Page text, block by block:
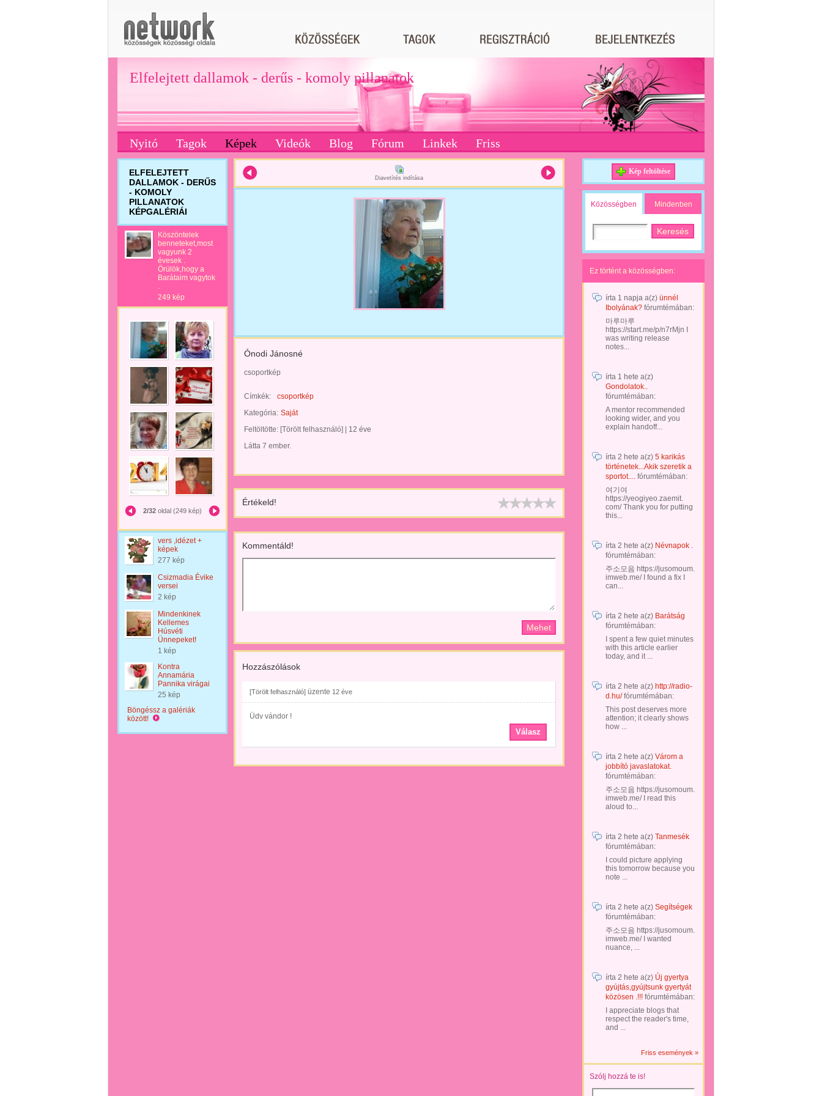
Elfelejtett dallamok - derűs - komoly pillanatok
Nyitó Tagok Képek Videók Blog Fórum Linkek Friss
ELFELEJTETT
DALLAMOK - DERŰS
- KOMOLY
PILLANATOK
KÉPGALÉRIÁI
Köszöntelek
benneteket,most
vagyunk 2
évesek .
Örülök,hogy a
Barátaim vagytok
.
249 kép
2/32 oldal (249 kép)
vers ,idézet +
képek
277 kép
Csizmadia Évike
versei
2 kép
Mindenkinek
Kellemes
Húsvéti
Ünnepeket!
1 kép
Kontra
Annamária
Pannika virágai
25 kép
Böngéssz a galériák
között!
Diavetítés indítása
Ónodi Jánosné
csoportkép
Címkék:
csoportkép
Kategória: Saját
Feltöltötte: [Törölt felhasználó]
12 éve
Látta 7 ember.
Értékeld!
Kommentáld!
Hozzászólások
[Törölt felhasználó] üzente 12 éve
Üdv vándor !
Válasz
Kép feltöltése
Közösségben Mindenben
Ez történt a közösségben:
írta 1 napja a(z) ünnél
Ibolyának? fórumtémában:
마루마루
https://start.me/p/n7rMjn I
was writing release
notes...
írta 1 hete a(z)
Gondolatok..
fórumtémában:
A mentor recommended
looking wider, and you
explain handoff...
írta 2 hete a(z) 5 karikás
történetek...Akik szeretik a
sportot.... fórumtémában:
여기여
https://yeogiyeo.zaemit.
com/ Thank you for putting
this...
írta 2 hete a(z) Névnapok .
fórumtémában:
주소모음 https://jusomoum.
imweb.me/ I found a fix I
can...
írta 2 hete a(z) Barátság
fórumtémában:
I spent a few quiet minutes
with this article earlier
today, and it ...
írta 2 hete a(z) http://radio-
d.hu/fórumtémában:
This post deserves more
attention; it clearly shows
how ...
írta 2 hete a(z) Várom a
jobbító javaslatokat.
fórumtémában:
주소모음 https://jusomoum.
imweb.me/ I read this
aloud to...
írta 2 hete a(z) Tanmesék
fórumtémában:
I could picture applying
this tomorrow because you
note ...
írta 2 hete a(z) Segítségek
fórumtémában:
주소모음 https://jusomoum.
imweb.me/ I wanted
nuance, ...
írta 2 hete a(z) Új gyertya
gyújtás,gyújtsunk gyertyát
közösen .!!! fórumtémában:
I appreciate blogs that
respect the reader's time,
and ...
Friss események »
Szólj hozzá te is!